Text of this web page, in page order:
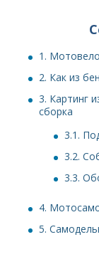
1.
2. Как из
3. Картинг
сборка
3.1.
3.2.
3.3.
4.
5.